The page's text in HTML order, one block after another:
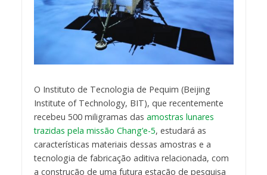
O Instituto de Tecnologia de Pequim (Beijing
Institute of Technology, BIT), que recentemente
recebeu 500 miligramas das amostras lunares
trazidas pela missão Chang’e-5, estudará as
características materiais dessas amostras e a
tecnologia de fabricação aditiva relacionada, com
a construção de uma futura estação de pesquisa